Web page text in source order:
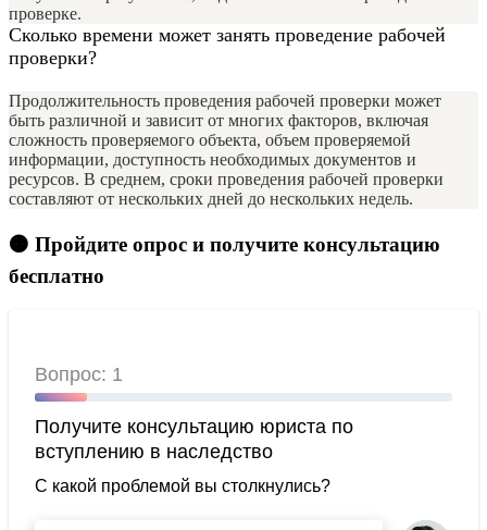
проверке.
Сколько времени может занять проведение рабочей
проверки?
Продолжительность проведения рабочей проверки может
быть различной и зависит от многих факторов, включая
сложность проверяемого объекта, объем проверяемой
информации, доступность необходимых документов и
ресурсов. В среднем, сроки проведения рабочей проверки
составляют от нескольких дней до нескольких недель.
🟠 Пройдите опрос и получите консультацию
бесплатно